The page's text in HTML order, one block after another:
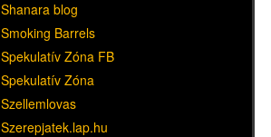
Shanara blog
Smoking Barrels
Spekulatív Zóna FB
Spekulatív Zóna
Szellemlovas
Szerepjatek.lap.hu